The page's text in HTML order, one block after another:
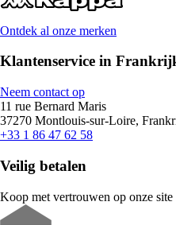
Ontdek al onze merken
Klantenservice in
Neem contact op
11 rue Bernard Maris
37270 Montlouis-sur-Loire,
+33 1 86 47 62 58
Veilig betalen
Koop met vertrouwen op onze site